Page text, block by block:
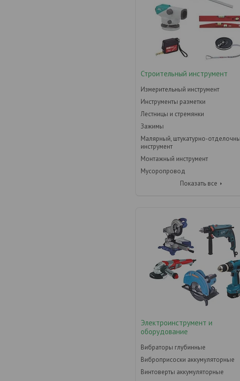
Строительный инструмент
Измерительный инструмент
Инструменты разметки
Лестницы и стремянки
Зажимы
Малярный, штукатурно-
инструмент
Монтажный инструмент
Мусоропровод
Показать все
Электроинструмент и
оборудование
Вибраторы глубинные
Виброприсоски аккумуляторные
Винтоверты аккумуляторные